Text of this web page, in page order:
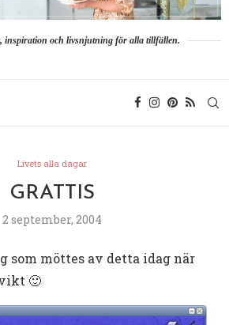
inspiration och livsnjutning för alla tillfällen.
Livets alla dagar
GRATTIS
2 september, 2004
möttes av detta idag när
🙂